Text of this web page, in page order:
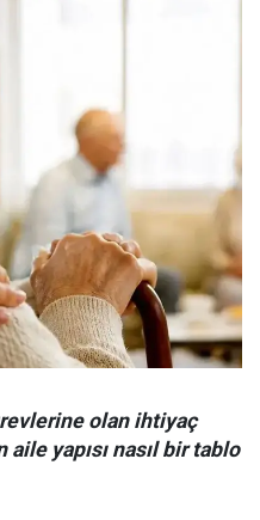
olan ihtiyaç
yapısı nasıl bir tablo